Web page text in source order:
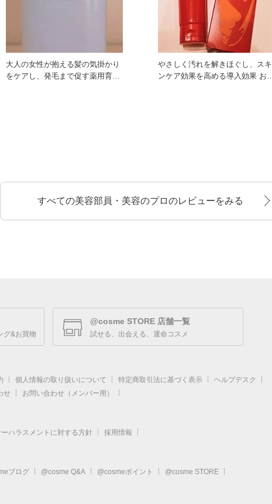
大人の女性が抱える髪の気掛かり
をケアし、発毛まで促す薬用育毛
やさしく汚れを解きほぐし、スキ
ンケア効果を高める導入効果 お肌
すべての美容部員・美容のプロのレビューをみる
グ&お買物
@cosme STORE 店舗一覧
試せる、出会える、運命コスメ
個人情報の取り扱いについて 特定商取引法に基づく表示
ヘルプデスク
せ お問い合わせ（メンバー用）
ハラスメントに対する方針 採用情報
ブログ @cosme Q&A @cosmeポイント
@cosme STORE